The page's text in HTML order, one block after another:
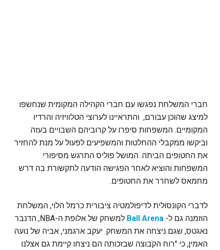
חברי המשלחת נפגשו עם חברי הקהילה המקומית שנחשפו
למיצג שהוכן עבורם, והתראיינו לערוצי הטלוויזיה והרדיו
המקומיים. המשפחות סיפרו על קרוביהם השבויים בעזה
וביקשו ממקבלי ההחלטות והמשפיעים לפעול על מנת להחזיר
את החטופים הביתה. המושל פוליס התרגש מסיפורי
המשפחות והוציא לאחר הפגישה הודעה לתקשורת בה דרש
מחמאס לשחרר את החטופים.
לדברי הקונסולית לדיפולמטיה ציבורית כרמל הלוי, המשלחת
הוזמנה גם ל- Ball Arena
למשחק של אלופת ה-NBA, הדנבר
נאגטס, שגם ניצחה את המשחק. יעקב ארגמני, אביה של נועה
האמין, כי "רוח הקבוצה שבזכותה הם ניצחו קיימת גם אצלנו